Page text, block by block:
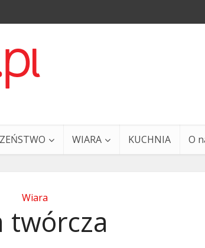
WIARA KUCHNIA O
Wiara
twórcza